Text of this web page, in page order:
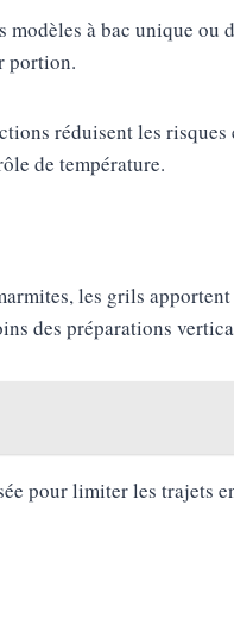
à bac unique ou
portion.
réduisent les
de température.
les grils
des préparations
pour limiter les trajets